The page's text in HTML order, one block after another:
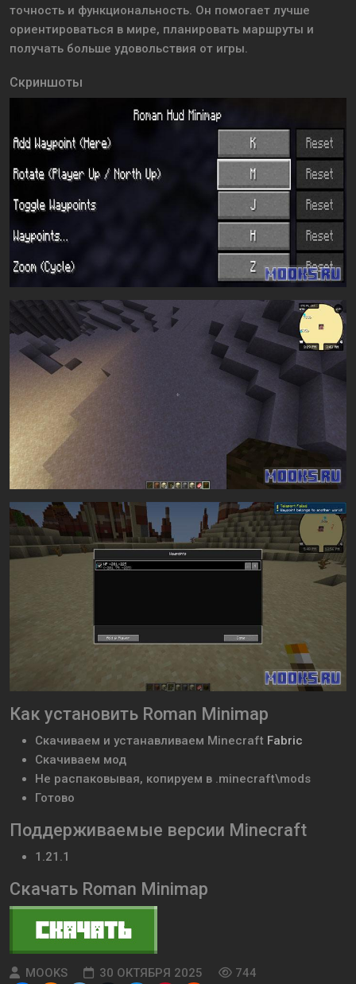
точность и функциональность. Он помогает лучше
ориентироваться в мире, планировать маршруты и
получать больше удовольствия от игры.
Скриншоты
Как установить Roman Minimap
Скачиваем и устанавливаем Minecraft Fabric
Скачиваем мод
Не распаковывая, копируем в .minecraft\mods
Готово
Поддерживаемые версии Minecraft
1.21.1
Скачать Roman Minimap
MOOKS 30 ОКТЯБРЯ 2025 744